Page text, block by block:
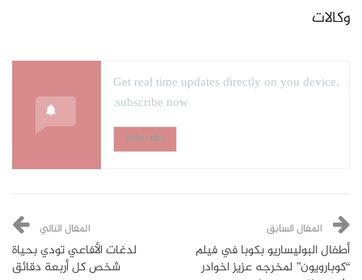
وكالات
Get real time updates directly on you device,
subscribe now.
Subscribe
المقال السابق
أطفال البوليساريو بكوبا في فيلم
“كوبارويون” لمخرجه عزيز اخوادر
المقال التالي
لدغات الأفاعي تودي بحياة
شخص كل أربعة دقائق